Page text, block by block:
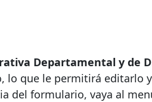
Departamental y de
lo que le permitirá editarlo y
del formulario, vaya al